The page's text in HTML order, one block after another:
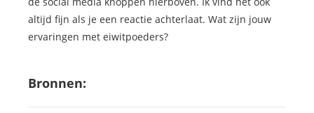
altijd fijn als je een reactie achterlaat. Wat zijn jouw
ervaringen met eiwitpoeders?
Bronnen: